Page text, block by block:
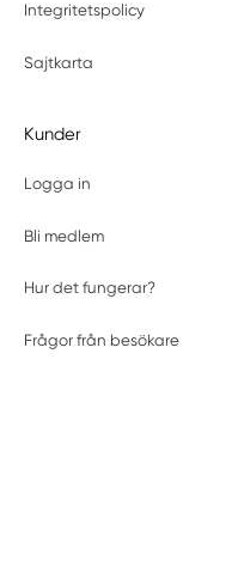
Integritetspolicy
Sajtkarta
Kunder
Logga in
Bli medlem
Hur det fungerar?
Frågor från besökare